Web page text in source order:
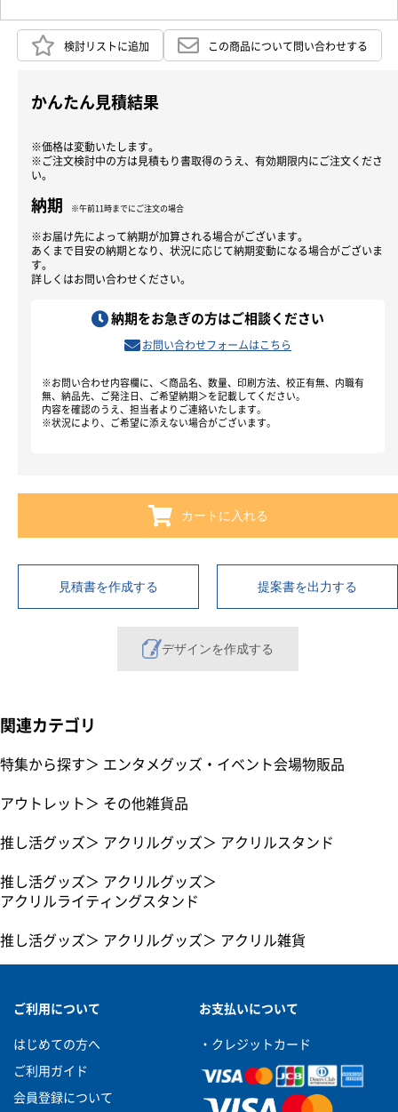
お買い物を続ける カートへ進む
検討リストに追加 この商品について問い合わせする
かんたん見積結果
※価格は変動いたします。
※ご注文検討中の方は見積もり書取得のうえ、有効期限内にご注文くださ
い。
納期 ※午前11時までにご注文の場合
※お届け先によって納期が加算される場合がございます。
あくまで目安の納期となり、状況に応じて納期変動になる場合がございま
す。
詳しくはお問い合わせください。
納期をお急ぎの方はご相談ください
お問い合わせフォームはこちら
※お問い合わせ内容欄に、＜商品名、数量、印刷方法、校正有無、内職有
無、納品先、ご発注日、ご希望納期＞を記載してください。
内容を確認のうえ、担当者よりご連絡いたします。
※状況により、ご希望に添えない場合がございます。
カートに入れる
見積書を作成する 提案書を出力する
デザインを作成する
関連カテゴリ
特集から探す＞ エンタメグッズ・イベント会場物販品
アウトレット ＞ その他雑貨品
推し活グッズ＞ アクリルグッズ＞ アクリルスタンド
推し活グッズ＞ アクリルグッズ＞
アクリルライティングスタンド
推し活グッズ＞ アクリルグッズ＞ アクリル雑貨
ご利用について
はじめての方へ
ご利用ガイド
会員登録について
お支払いについて
・クレジットカード